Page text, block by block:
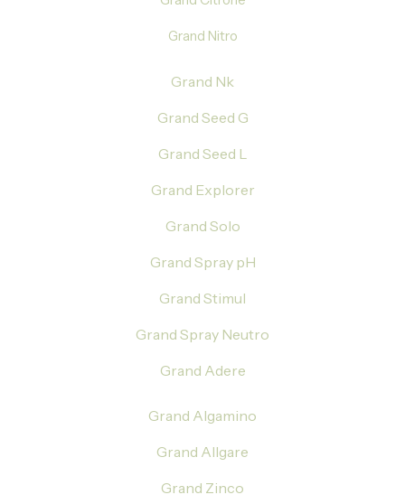
Grand Nitro
Grand Nk
Grand Seed G
Grand Seed L
Grand Explorer
Grand Solo
Grand Spray pH
Grand Stimul
Grand Spray Neutro
Grand Adere
Grand Algamino
Grand Allgare
Grand Zinco